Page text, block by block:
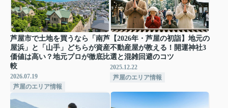
芦屋市で土地を買うなら「南芦
屋浜」と「山手」どちらが資産
価値は高い？地元プロが徹底比
較
2026.07.19
芦屋のエリア情報
【2026年・芦屋の初詣】地元の
不動産屋が教える！開運神社3
選と混雑回避のコツ
2025.12.22
芦屋のエリア情報